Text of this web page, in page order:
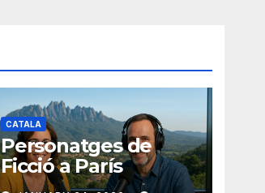
CATALA
Personatges de
Ficció a París